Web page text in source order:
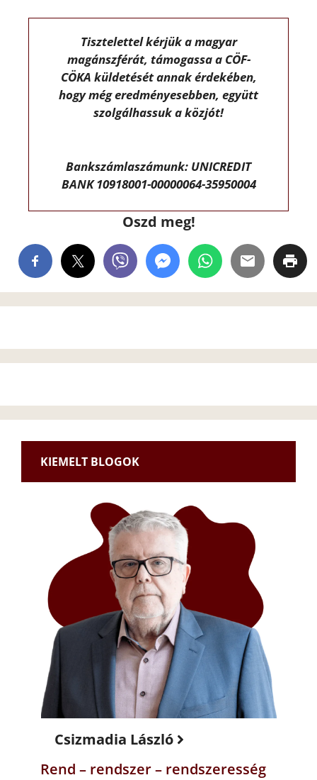
Tisztelettel kérjük a magyar
magánszférát, támogassa a CÖF-
CÖKA küldetését annak érdekében,
hogy még eredményesebben, együtt
szolgálhassuk a közjót!
Bankszámlaszámunk: UNICREDIT
BANK 10918001-00000064-35950004
Oszd meg!
KIEMELT BLOGOK
Csizmadia László
Rend – rendszer – rendszeresség